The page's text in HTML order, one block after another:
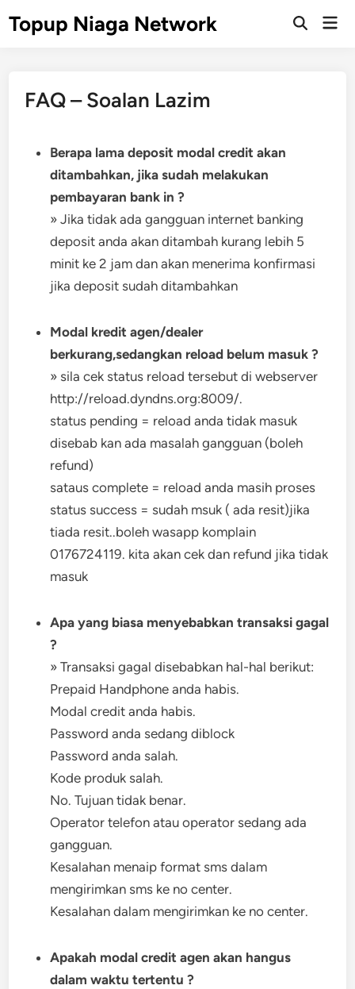
Topup Niaga Network
Open
FAQ – Soalan Lazim
Berapa lama deposit modal credit akan
ditambahkan, jika sudah melakukan
pembayaran bank in ?
» Jika tidak ada gangguan internet banking
deposit anda akan ditambah kurang lebih 5
minit ke 2 jam dan akan menerima konfirmasi
jika deposit sudah ditambahkan
Modal kredit agen/dealer
berkurang,sedangkan reload belum masuk ?
» sila cek status reload tersebut di webserver
http://reload.dyndns.org:8009/.
status pending = reload anda tidak masuk
disebab kan ada masalah gangguan (boleh
refund)
sataus complete = reload anda masih proses
status success = sudah msuk ( ada resit)jika
tiada resit..boleh wasapp komplain
0176724119. kita akan cek dan refund jika tidak
masuk
Apa yang biasa menyebabkan transaksi gagal
?
» Transaksi gagal disebabkan hal-hal berikut:
Prepaid Handphone anda habis.
Modal credit anda habis.
Password anda sedang diblock
Password anda salah.
Kode produk salah.
No. Tujuan tidak benar.
Operator telefon atau operator sedang ada
gangguan.
Kesalahan menaip format sms dalam
mengirimkan sms ke no center.
Kesalahan dalam mengirimkan ke no center.
Apakah modal credit agen akan hangus
dalam waktu tertentu ?